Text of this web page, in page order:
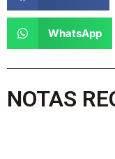
WhatsApp
NOTAS